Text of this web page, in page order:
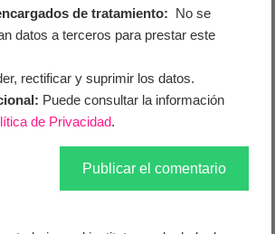
de tratamiento: No se
datos a terceros para prestar este
rectificar y suprimir los datos.
Puede consultar la información
de Privacidad.